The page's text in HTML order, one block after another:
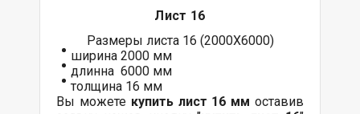
Лист 16
Размеры листа 16 (2000Х6000)
ширина 2000 мм
длинна 6000 мм
толщина 16 мм
Вы можете купить лист 16 мм оставив